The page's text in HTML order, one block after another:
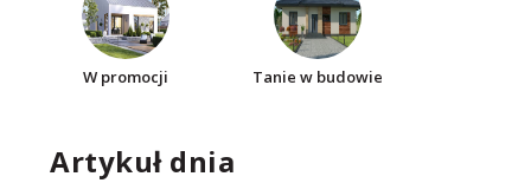
W promocji Tanie w budowie
Artykuł dnia